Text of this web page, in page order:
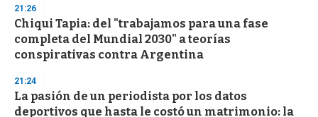
s
e
c
o
n
21:26
Chiqui Tapia: del "trabajamos para una fase
completa del Mundial 2030" a teorías
conspirativas contra Argentina
21:24
La pasión de un periodista por los datos
deportivos que hasta le costó un matrimonio: la